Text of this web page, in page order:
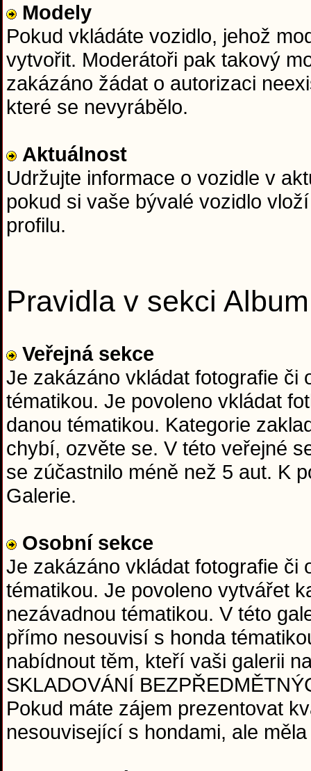
Modely
Pokud vkládáte vozidlo, jehož
vytvořit. Moderátoři pak takový
zakázáno žádat o autorizaci
které se nevyrábělo.
Aktuálnost
Udržujte informace o vozidle v
pokud si vaše bývalé vozidlo
profilu.
Pravidla v sekci Album
Veřejná sekce
Je zakázáno vkládat fotografie či
tématikou. Je povoleno vkládat
danou tématikou. Kategorie
chybí, ozvěte se. V této veřejné
se zúčastnilo méně než 5 aut. K
Galerie.
Osobní sekce
Je zakázáno vkládat fotografie či
tématikou. Je povoleno vytvářet
nezávadnou tématikou. V této
přímo nesouvisí s honda
nabídnout těm, kteří vaši galerii
SKLADOVÁNÍ
Pokud máte zájem prezentovat
nesouvisející s hondami, ale